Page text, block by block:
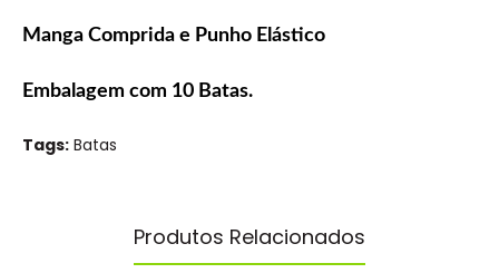
Manga Comprida e Punho Elástico
Embalagem com 10 Batas.
Tags: Batas
Produtos Relacionados